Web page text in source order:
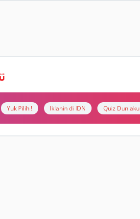
Yuk Pilih ! Iklanin di IDN Quiz Duniaku